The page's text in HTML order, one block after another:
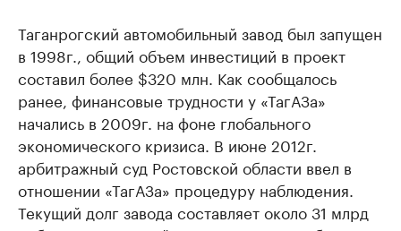
Таганрогский автомобильный завод был запущен
в 1998г., общий объем инвестиций в проект
составил более $320 млн. Как сообщалось
ранее, финансовые трудности у «ТагАЗа»
начались в 2009г. на фоне глобального
экономического кризиса. В июне 2012г.
арбитражный суд Ростовской области ввел в
отношении «ТагАЗа» процедуру наблюдения.
Текущий долг завода составляет около 31 млрд